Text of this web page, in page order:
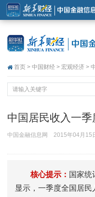
首页 > 中国财经 > 宏观经济 >
中国居民收入一季
中国金融信息网 2015年04月15
核心提示： 国家统
显示，一季度全国居